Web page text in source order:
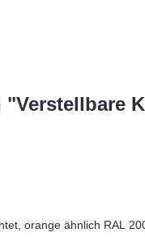
orange ähnlich RAL